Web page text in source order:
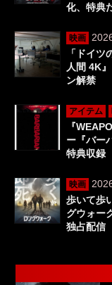
化、特典
映画
「ドイ
人間 4K
ン解禁
アイテム
『
ー『バー
特典収録
映画
歩いて歩
グウォー
独占配信